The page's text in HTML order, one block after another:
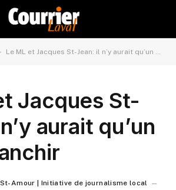
Le ML et Jacques St-Jean: il n’y aurait qu’un pas à franchir
Jacques St-
aurait qu’un
Amour | Initiative de journalisme local